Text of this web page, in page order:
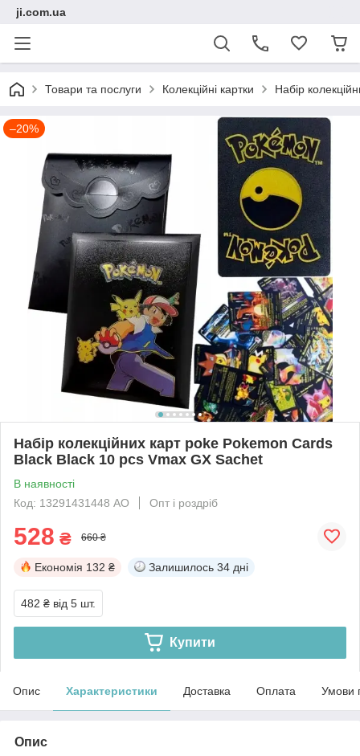
ji.com.ua
Товари та послуги Колекційні картки Набір
–20%
Набір колекційних карт poke Pokemon Cards
Black Black 10 pcs Vmax GX Sachet
В наявності
Код: 13291431448 АО
Опт і роздріб
528 ₴ 660 ₴
Економія 132 ₴ Залишилось 34 дні
482 ₴ від 5 шт.
Купити
Опис Характеристики Доставка Оплата Умови
Опис